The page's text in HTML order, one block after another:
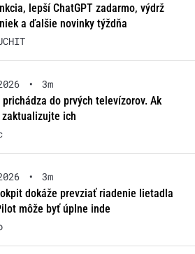
lepší ChatGPT zadarmo, výdrž
a ďalšie novinky týždňa
•
3m
do prvých televízorov. Ak
ich
•
3m
dokáže prevziať riadenie lietadla
môže byť úplne inde